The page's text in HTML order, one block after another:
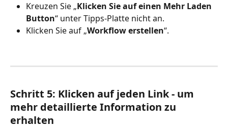
Kreuzen Sie „Klicken Sie auf einen Mehr Laden
Button“ unter Tipps-Platte nicht an.
Klicken Sie auf „Workflow erstellen“.
Schritt 5: Klicken auf jeden Link - um
mehr detaillierte Information zu
erhalten